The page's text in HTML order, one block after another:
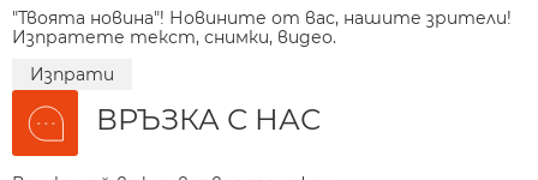
"Твоята новина"! Новините от вас, нашите зрители!
Изпратете текст, снимки, видео.
Изпрати
ВРЪЗКА С НАС